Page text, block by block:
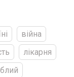
війна
лікарня